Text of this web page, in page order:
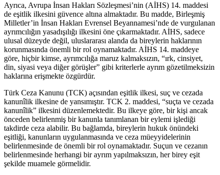
Ayrıca, Avrupa İnsan Hakları Sözleşmesi’nin (AİHS) 14. maddesi
de eşitlik ilkesini güvence ‍altına ‌almaktadır.⁣ Bu madde, Birleşmiş
Milletler’in İnsan Hakları Evrensel‌ Beyannamesi’nde⁢ de vurgulanan
ayrımcılığın yasadışılığı ‍ilkesini öne çıkarmaktadır. AİHS, sadece
ulusal düzeyde ⁤değil, ⁣uluslararası alanda da bireylerin haklarının
korunmasında‍ önemli bir rol oynamaktadır. AİHS 14. maddeye
göre, hiçbir kimse,⁤ ayrımcılığa maruz kalmaksızın, “ırk, cinsiyet,
din, siyasi veya diğer görüşler” gibi kriterlerle ayrım gözetilmeksizin
haklarına erişmekte‍ özgürdür.
Türk Ceza Kanunu (TCK) açısından‍ eşitlik ilkesi, suç ve cezada
kanunîlik ilkesine de yansımıştır. TCK 2. maddesi, “suçta ve ⁢cezada⁢
kanunîlik” ilkesini düzenlemektedir. Bu⁢ ilkeye⁢ göre, bir kişi ancak
‌önceden belirlenmiş bir ⁤kanunla​ tanımlanan bir eylemi ⁢işlediği
takdirde⁣ ceza alabilir. Bu bağlamda, bireylerin hukuk önündeki
eşitliği, kanunların uygulanmasında​ ve ceza müeyyidelerinin
belirlenmesinde de önemli bir rol oynamaktadır.⁤ Suçun ve‍ cezanın⁣
belirlenmesinde herhangi bir ayrım yapılmaksızın, her‍ birey ​eşit
şekilde muamele görmelidir.